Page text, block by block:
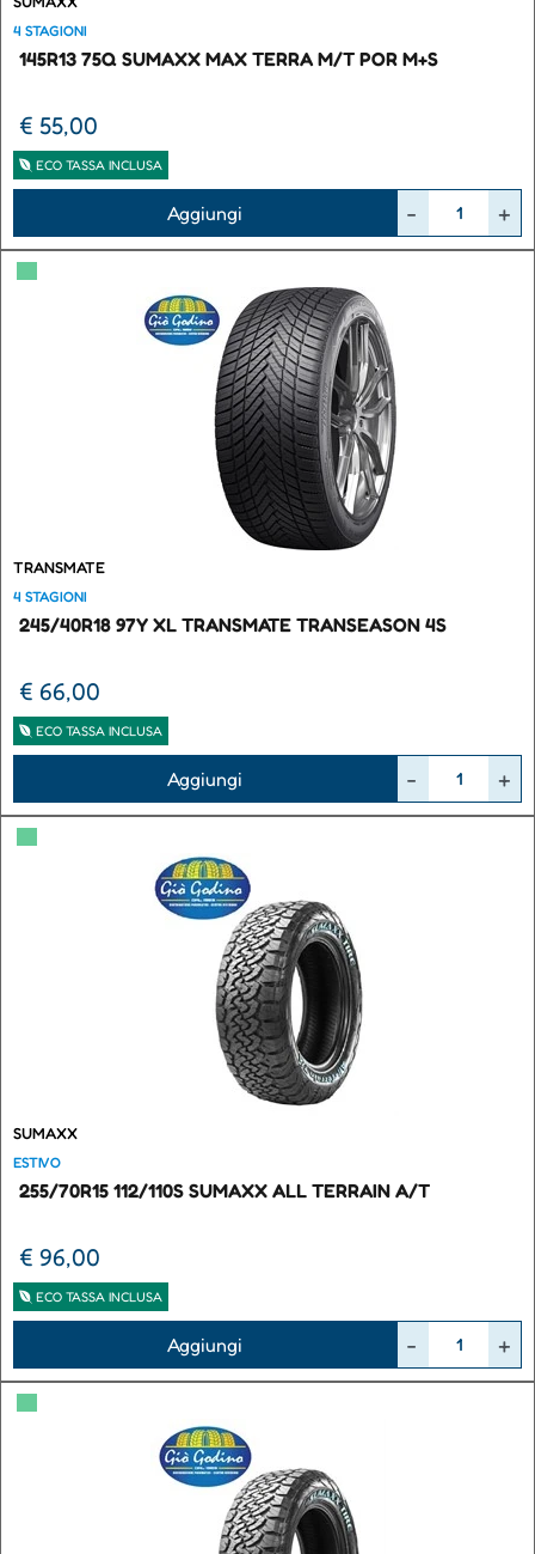
4 STAGIONI
145R13 75Q SUMAXX MAX TERRA M/T POR M+S
€ 55,00
ECO TASSA INCLUSA
Aggiungi
▀
TRANSMATE
4 STAGIONI
245/40R18 97Y XL TRANSMATE TRANSEASON 4S
€ 66,00
ECO TASSA INCLUSA
Aggiungi
▀
SUMAXX
ESTIVO
255/70R15 112/110S SUMAXX ALL TERRAIN A/T
€ 96,00
ECO TASSA INCLUSA
Aggiungi
▀